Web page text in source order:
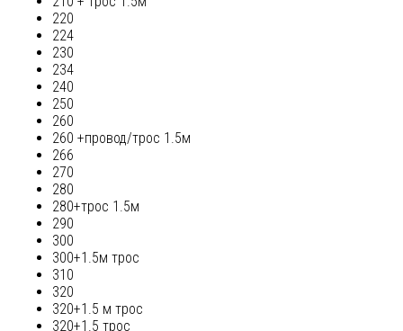
220
224
230
234
240
250
260
260 +провод/трос 1.5м
266
270
280
280+трос 1.5м
290
300
300+1.5м трос
310
320
320+1.5 м трос
320+1.5 трос